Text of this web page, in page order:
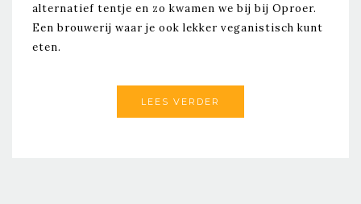
alternatief tentje en zo kwamen we bij bij Oproer.
Een brouwerij waar je ook lekker veganistisch kunt
eten.
LEES VERDER